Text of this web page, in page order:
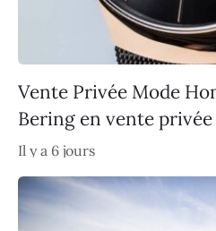
Vente Privée Mode
Bering en vente
Il y a 6 jours